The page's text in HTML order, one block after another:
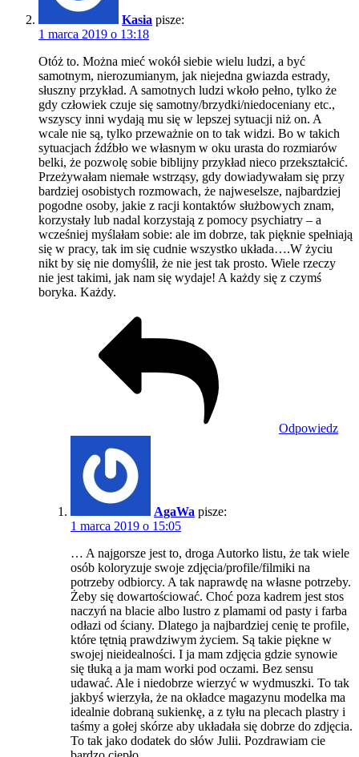
Kasia pisze:
1 marca 2019 o 13:18
Otóż to. Można mieć wokół siebie wielu ludzi, a być
samotnym, nierozumianym, jak niejedna gwiazda estrady,
słuszny przykład. A samotnych ludzi wkoło pełno, tylko że
gdy człowiek czuje się samotny/brzydki/niedoceniany etc.,
wszyscy inni wydają mu się w lepszej sytuacji niż on. A
wcale nie są, tylko przeważnie on to tak widzi. Bo w takich
sytuacjach źdźbło we własnym w oku urasta do rozmiarów
belki, że pozwolę sobie biblijny przykład nieco przekształcić.
Przeżywałam niemałe wstrząsy, gdy dowiadywałam się przy
bardziej osobistych rozmowach, że najweselsze, najbardziej
pogodne osoby, jakie z racji kontaktów służbowych znam,
korzystały lub nadal korzystają z pomocy psychiatry – a
wcześniej myślałam sobie: ale im dobrze, tak pięknie spełniają
się w pracy, tak im się cudnie wszystko układa….W życiu
nikt by się nie domyślił, że nie jest tak prosto. Wiele rzeczy
nie jest takimi, jak nam się wydaje! A każdy się z czymś
boryka. Każdy.
Odpowiedz
AgaWa pisze:
1 marca 2019 o 15:05
… A najgorsze jest to, droga Autorko listu, że tak wiele
osób koloryzuje swoje zdjęcia/profile/filmiki na
potrzeby odbiorcy. A tak naprawdę na własne potrzeby.
Żeby się dowartościować. Choć poza kadrem jest stos
naczyń na blacie albo lustro z plamami od pasty i farba
odłazi od ściany. Dlatego ja najbardziej cenię te profile,
które tętnią prawdziwym życiem. Są takie piękne w
swojej nieidealności. I ja mam zdjęcia gdzie synowie
się tłuką a ja mam worki pod oczami. Bez sensu
udawać. Ale i niedobrze wierzyć w wydmuszki. To tak
jakbyś wierzyła, że na okładce magazynu modelka ma
idealnie dobraną sukienkę, a z tyłu na plecach plastry i
taśmy a gołej skórze aby układała się dobrze do zdjęcia.
To tak jako dodatek do słów Julii. Pozdrawiam cie